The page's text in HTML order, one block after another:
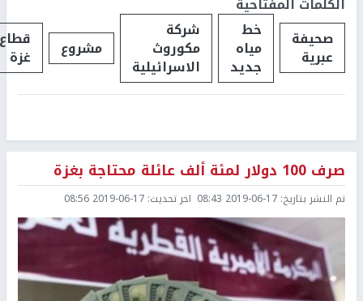
صحيفة
عبرية
خط
مياه
جديد
شركة
مكوروث
الاسرائيلية
مشروع قطاع
غزة
صرف 100 دولار لمئة ألف عائلة محتاجة بغزة
تم النشر بتاريخ: 2019-06-17 08:43 اخر تحديث: 2019-06-17 08:56